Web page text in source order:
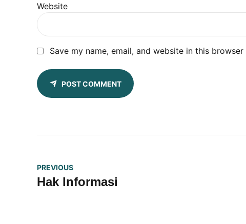
Website
Save my name, email, and website in this
POST COMMENT
PREVIOUS
Hak Informasi